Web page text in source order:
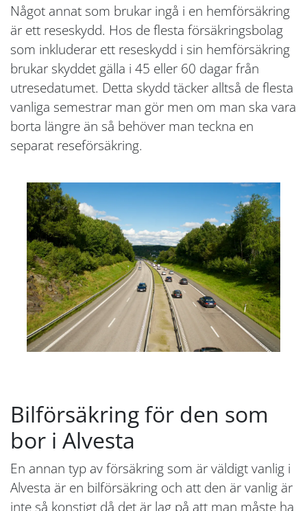
Något annat som brukar ingå i en hemförsäkring
är ett reseskydd. Hos de flesta försäkringsbolag
som inkluderar ett reseskydd i sin hemförsäkring
brukar skyddet gälla i 45 eller 60 dagar från
utresedatumet. Detta skydd täcker alltså de flesta
vanliga semestrar man gör men om man ska vara
borta längre än så behöver man teckna en
separat reseförsäkring.
Bilförsäkring för den som
bor i Alvesta
En annan typ av försäkring som är väldigt vanlig i
Alvesta är en bilförsäkring och att den är vanlig är
inte så konstigt då det är lag på att man måste ha